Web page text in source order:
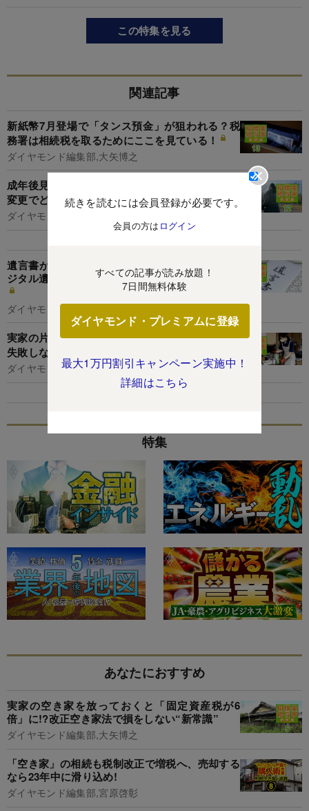
続きを読むには会員登録が必要です。
会員の方は ログイン
すべての記事が読み放題！
7日間無料体験
ダイヤモンド・プレミアムに登録
最大1万円割引キャンペーン実施中！
詳細はこちら
この特集を見る
関連記事
新紙幣7月登場で「タンス預金」が狙われる？税
務署は相続税を取るためにここを見ている！
ダイヤモンド編集部,大矢博之
成年後見制度、「使いにくい」と不評だがルール
変更でどう変わる？士業必見！法改正の行方
ダイヤモンド編集部,藤田章夫
遺言書が「手書きじゃなくてもOK」になる？デ
ジタル遺言解禁に向け、相続のプロも商機を狙う
ダイヤモンド編集部,大矢博之
実家の片付けの最難所「遺品整理」成功のコツと
失敗しない優良業者選びのポイント
ダイヤモンド編集部,大矢博之
特集
あなたにおすすめ
実家の空き家を放っておくと「固定資産税が6
倍」に!?改正空き家法で損をしない“新常識”
ダイヤモンド編集部,大矢博之
「空き家」の相続も税制改正で増税へ、売却する
なら23年中に滑り込め!
ダイヤモンド編集部,宮原啓彰